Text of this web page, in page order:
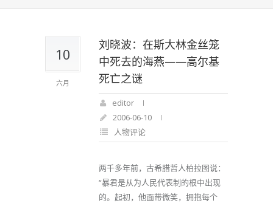
10
六月
刘晓波：在斯大林金丝笼
中死去的海燕——高尔基
死亡之谜
editor
2006-06-10
人物评论
两千多年前，古希腊哲人柏拉图说：
“暴君是从为人民代表制的根中出现
的。起初，他面带微笑，拥抱每个